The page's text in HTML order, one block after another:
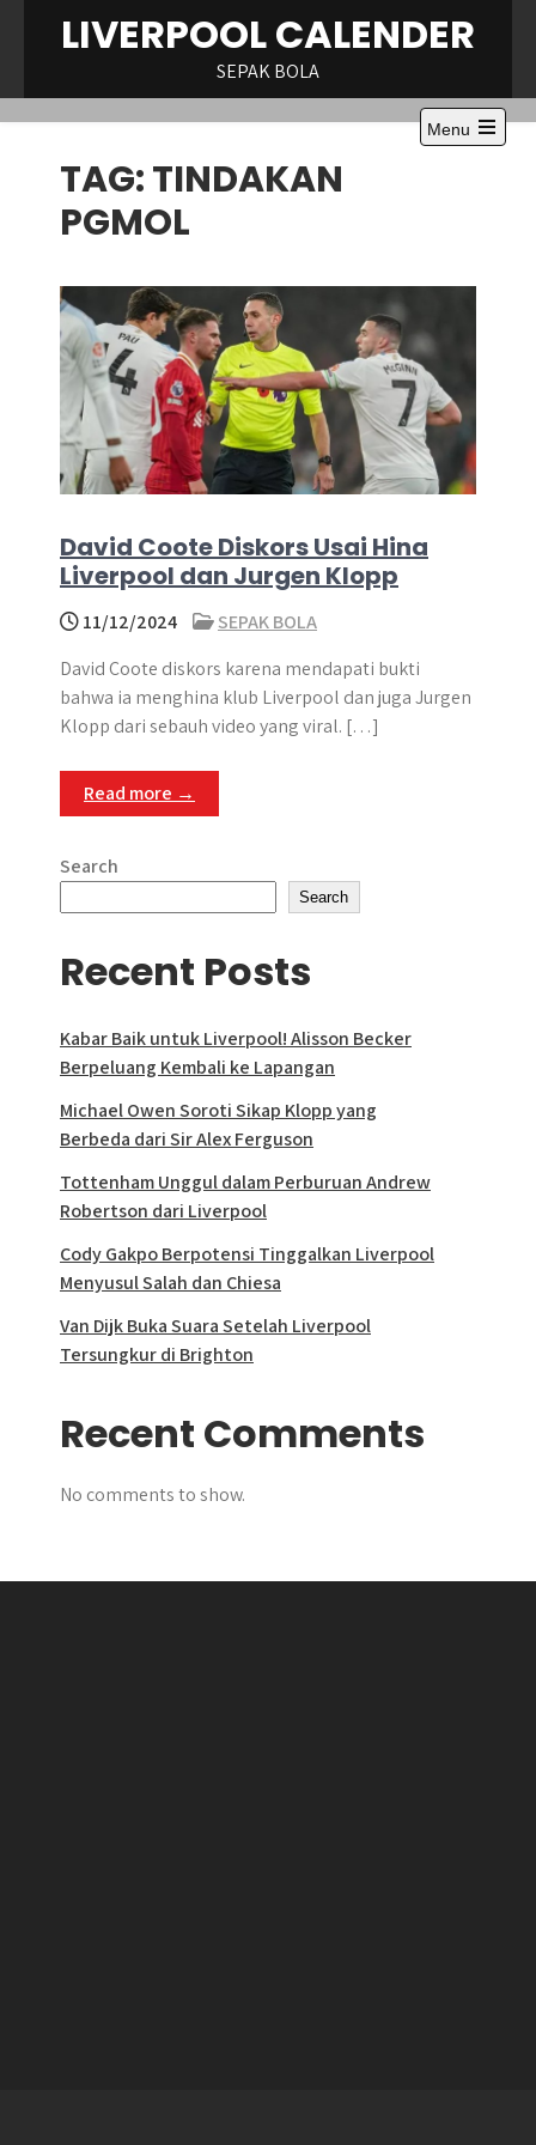
LIVERPOOL CALENDER
SEPAK BOLA
Menu
Open
TAG:TINDAKAN
PGMOL
David Coote Diskors Usai Hina
Liverpool dan Jurgen Klopp
11/12/2024
SEPAK BOLA
David Coote diskors karena mendapati bukti
bahwa ia menghina klub Liverpool dan juga Jurgen
Klopp dari sebauh video yang viral. […]
Read more →
Search
Search
Recent Posts
Kabar Baik untuk Liverpool! Alisson Becker
Berpeluang Kembali ke Lapangan
Michael Owen Soroti Sikap Klopp yang
Berbeda dari Sir Alex Ferguson
Tottenham Unggul dalam Perburuan Andrew
Robertson dari Liverpool
Cody Gakpo Berpotensi Tinggalkan Liverpool
Menyusul Salah dan Chiesa
Van Dijk Buka Suara Setelah Liverpool
Tersungkur di Brighton
Recent Comments
No comments to show.